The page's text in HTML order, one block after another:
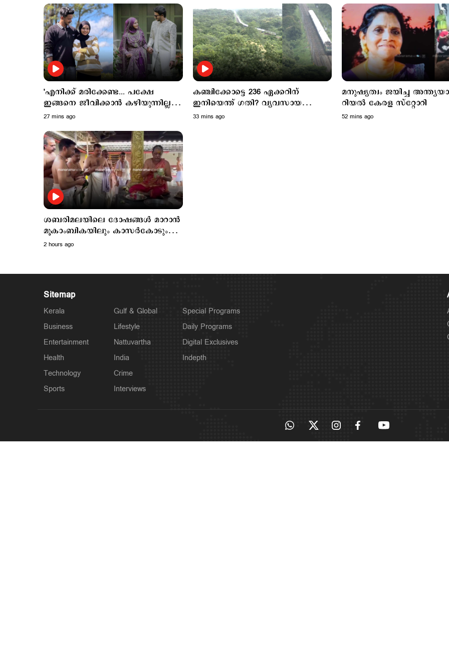
'എനിക്ക് മരിക്കേണ്ട... പക്ഷേ
ഇങ്ങനെ ജീവിക്കാന്‍ കഴിയുന്നില്ല';
നൊമ്പരമായി റിസയുടെ വാക്കുകള്‍;
27 mins ago
കഞ്ചിക്കോട്ടെ 236 ഏക്കറിന്
ഇനിയെന്ത് ഗതി? വ്യവസായ
ഇടനാഴി, ലോജിസ്റ്റിക് ഹബ്
33 mins ago
മനുഷ്യത്വം ജയിച്ച
റിയൽ കേരള സ്റ്റോറി
52 mins ago
ശബരിമലയിലെ ദോഷങ്ങൾ മാറാന്‍
മൂകാംബികയിലും കാസർകോടും
പ്രത്യേക പൂജ; ദൃശ്യങ്ങൾ പുറത്ത്
2 hours ago
Sitemap
Kerala
Business
Entertainment
Health
Technology
Sports
Gulf & Global
Lifestyle
Nattuvartha
India
Crime
Interviews
Special Programs
Daily Programs
Digital Exclusives
Indepth